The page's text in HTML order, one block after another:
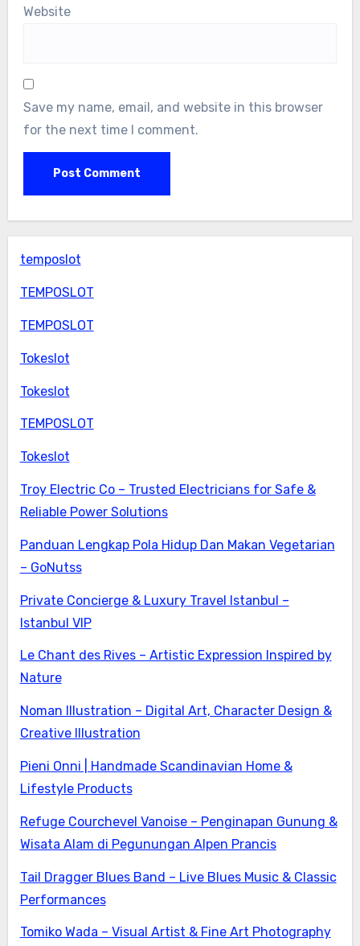
Website
Save my name, email, and website in this browser
for the next time I comment.
temposlot
TEMPOSLOT
TEMPOSLOT
Tokeslot
Tokeslot
TEMPOSLOT
Tokeslot
Troy Electric Co – Trusted Electricians for Safe &
Reliable Power Solutions
Panduan Lengkap Pola Hidup Dan Makan Vegetarian
– GoNutss
Private Concierge & Luxury Travel Istanbul –
Istanbul VIP
Le Chant des Rives – Artistic Expression Inspired by
Nature
Noman Illustration – Digital Art, Character Design &
Creative Illustration
Pieni Onni | Handmade Scandinavian Home &
Lifestyle Products
Refuge Courchevel Vanoise – Penginapan Gunung &
Wisata Alam di Pegunungan Alpen Prancis
Tail Dragger Blues Band – Live Blues Music & Classic
Performances
Tomiko Wada – Visual Artist & Fine Art Photography